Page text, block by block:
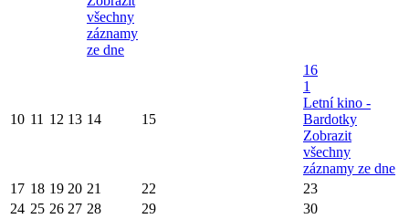
všechny
záznamy
ze dne
10 11 12 13 14 15
16
1
Letní kino -
Bardotky
Zobrazit
všechny
záznamy ze dne
17 18 19 20 21 22
23
24 25 26 27 28 29
30